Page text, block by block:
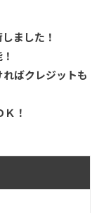
ました！
ばクレジットも
！